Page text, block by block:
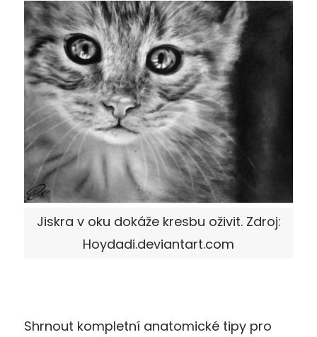
Jiskra v oku dokáže kresbu oživit. Zdroj:
Hoydadi.deviantart.com
Shrnout kompletní anatomické tipy pro